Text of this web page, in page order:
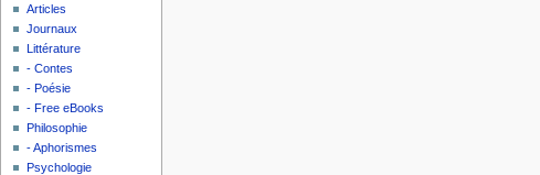
Articles
Journaux
Littérature
- Contes
- Poésie
- Free eBooks
Philosophie
- Aphorismes
Psychologie